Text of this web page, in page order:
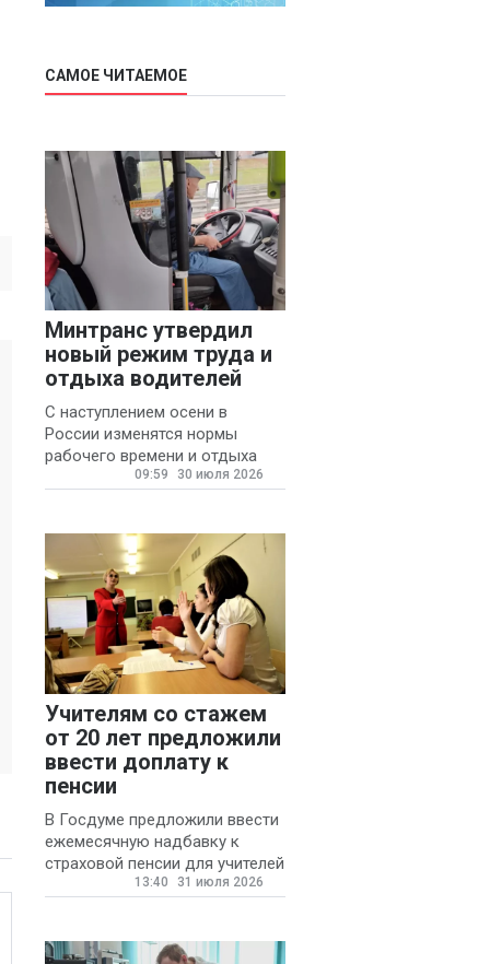
САМОЕ ЧИТАЕМОЕ
Минтранс утвердил
новый режим труда и
отдыха водителей
С наступлением осени в
России изменятся нормы
рабочего времени и отдыха
для автомобилистов.
09:59 30 июля 2026
Учителям со стажем
от 20 лет предложили
ввести доплату к
пенсии
В Госдуме предложили ввести
ежемесячную надбавку к
страховой пенсии для учителей
государственных и
13:40 31 июля 2026